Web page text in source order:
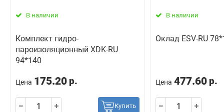
В наличии
Комплект гидро-
пароизоляционный ХDK-RU
94*140
Цена 175.20 р.
Купить
В наличии
Оклад ESV-RU
Цена 477.60 р.